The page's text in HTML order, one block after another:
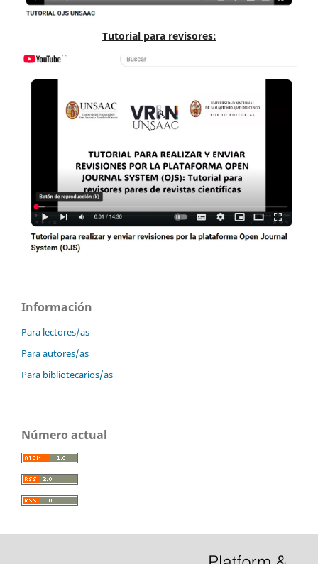
Tutorial para revisores:
Información
Para lectores/as
Para autores/as
Para bibliotecarios/as
Número actual